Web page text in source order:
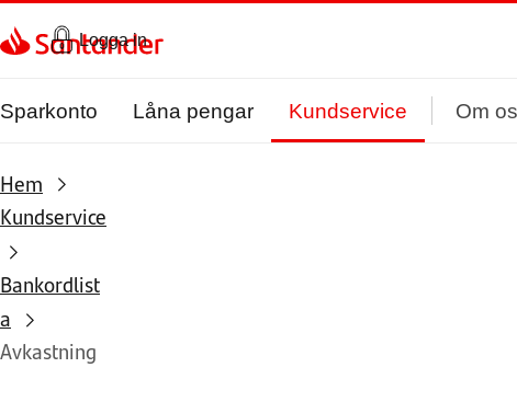
Gå direkt till textinnehål
Logga in
Sparkonto Låna pengar Kundservice Om
Hem
Kundservice
Bankordlist
a
Avkastning